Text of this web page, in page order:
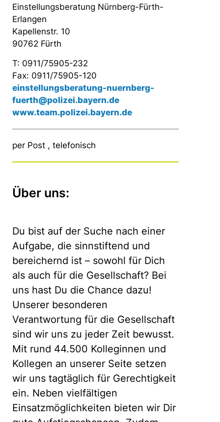
Einstellungsberatung Nürnberg-Fürth-
Erlangen
Kapellenstr. 10
90762 Fürth
T: 0911/75905-232
Fax: 0911/75905-120
einstellungsberatung-nuernberg-
fuerth@polizei.bayern.de
www.team.polizei.bayern.de
per Post , telefonisch
Über uns:
Du bist auf der Suche nach einer
Aufgabe, die sinnstiftend und
bereichernd ist – sowohl für Dich
als auch für die Gesellschaft? Bei
uns hast Du die Chance dazu!
Unserer besonderen
Verantwortung für die Gesellschaft
sind wir uns zu jeder Zeit bewusst.
Mit rund 44.500 Kolleginnen und
Kollegen an unserer Seite setzen
wir uns tagtäglich für Gerechtigkeit
ein. Neben vielfältigen
Einsatzmöglichkeiten bieten wir Dir